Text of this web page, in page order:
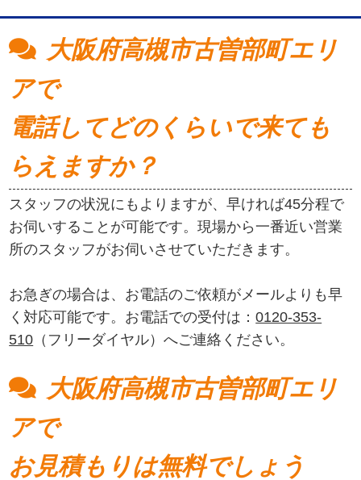
大阪府高槻市古曽部町エリ
アで
電話してどのくらいで来ても
らえますか？
スタッフの状況にもよりますが、早ければ45分程で
お伺いすることが可能です。現場から一番近い営業
所のスタッフがお伺いさせていただきます。
お急ぎの場合は、お電話のご依頼がメールよりも早
く対応可能です。お電話での受付は：0120-353-
510 （フリーダイヤル）へご連絡ください。
大阪府高槻市古曽部町エリ
アで
お見積もりは無料でしょう